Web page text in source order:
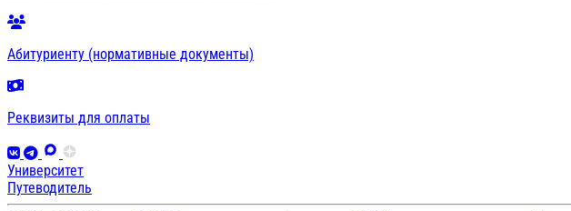
Абитуриенту (нормативные документы)
Реквизиты для оплаты
Университет
Путеводитель